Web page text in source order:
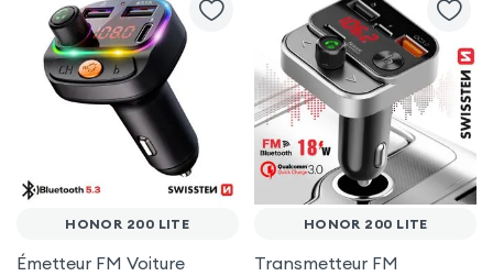
HONOR 200 LITE
Émetteur FM Voiture
HONOR 200 LITE
Transmetteur FM